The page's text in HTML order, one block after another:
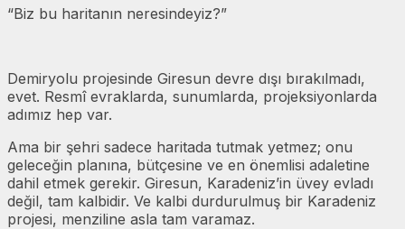
“Biz bu haritanın neresindeyiz?”
Demiryolu projesinde Giresun devre dışı bırakılmadı,
evet. Resmî evraklarda, sunumlarda, projeksiyonlarda
adımız hep var.
Ama bir şehri sadece haritada tutmak yetmez; onu
geleceğin planına, bütçesine ve en önemlisi adaletine
dahil etmek gerekir. Giresun, Karadeniz’in üvey evladı
değil, tam kalbidir. Ve kalbi durdurulmuş bir Karadeniz
projesi, menziline asla tam varamaz.